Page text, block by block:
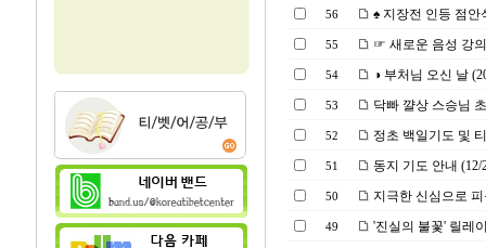
56 ♠ 지장전 인등 점안
55 ☞ 새로운 음성 강
54 ◑ 부처님 오신 날
53 닥빠 꺌상 스승님
52 정초 백일기도 및
51 동지 기도 안내 (12/
50 지극한 신심으로
49 '진실의 불꽃' 릴레